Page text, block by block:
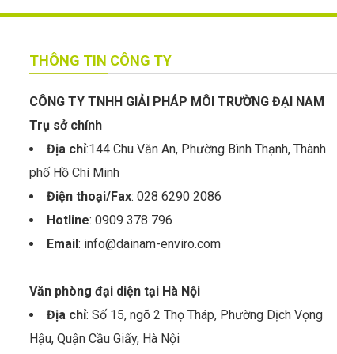
THÔNG TIN CÔNG TY
CÔNG TY TNHH GIẢI PHÁP MÔI TRƯỜNG ĐẠI NAM
Trụ sở chính
Địa chỉ:144 Chu Văn An, Phường Bình Thạnh, Thành
phố Hồ Chí Minh
Điện thoại/Fax: 028 6290 2086
Hotline: 0909 378 796
Email: info@dainam-enviro.com
Văn phòng đại diện tại Hà Nội
Địa chỉ: Số 15, ngõ 2 Thọ Tháp, Phường Dịch Vọng
Hậu, Quận Cầu Giấy, Hà Nội